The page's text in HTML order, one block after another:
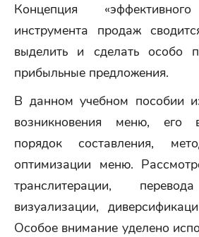
Концепция
инструмента продаж
выделить и сделать особо
прибыльные предложения.
В данном учебном пособии
возникновения меню, его
порядок составления,
оптимизации меню.
транслитерации,
визуализации,
Особое внимание уделено